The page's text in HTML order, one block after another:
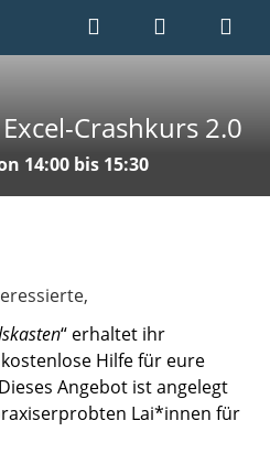
Crashkurs 2.0
14:00 bis 15:30
“ erhaltet ihr
Hilfe für eure
Angebot ist angelegt
Lai*innen für